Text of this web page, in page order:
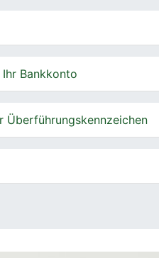
Bankkonto
Überführungskennzeichen